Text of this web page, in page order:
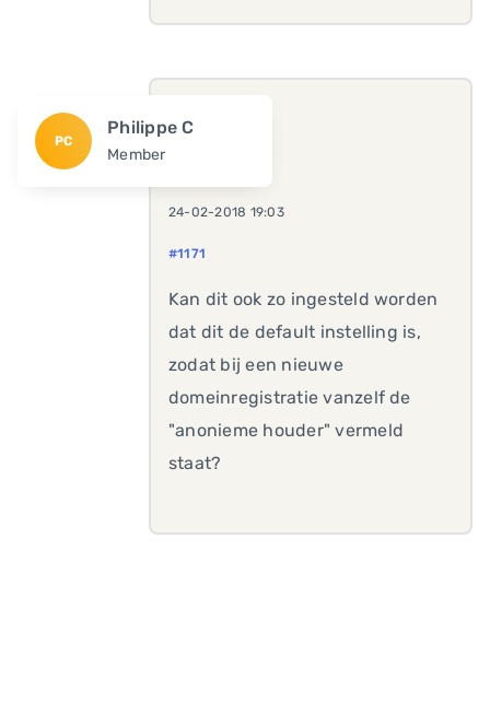
PC
Philippe C
Member
24-02-2018 19:03
#1171
Kan dit ook zo ingesteld worden
dat dit de default instelling is,
zodat bij een nieuwe
domeinregistratie vanzelf de
"anonieme houder" vermeld
staat?